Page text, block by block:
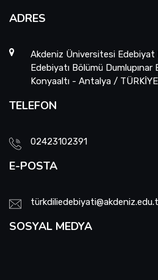
ADRES
Akdeniz Üniversitesi Edebiyat
Edebiyatı Bölümü Dumlupınar
Konyaaltı - Antalya / TÜRKİYE
TELEFON
02423102391
E-POSTA
SOSYAL MEDYA